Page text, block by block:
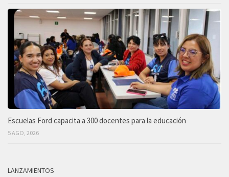
Escuelas Ford capacita a 300 docentes para la educación
5 AGO, 2026
LANZAMIENTOS